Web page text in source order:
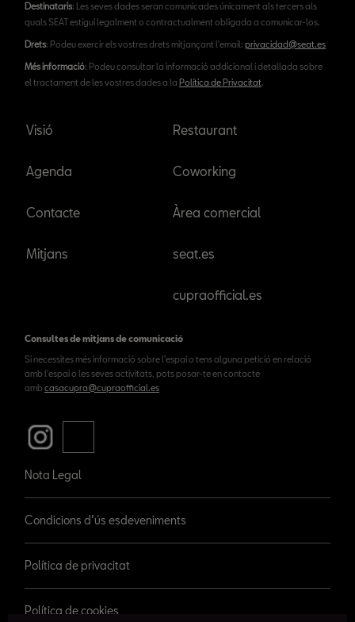
Destinataris: Les seves dades seran comunicades únicament als tercers als
quals SEAT estigui legalment o contractualment obligada a comunicar-los.
Drets: Podeu exercir els vostres drets mitjançant l'email: privacidad@seat.es
Més informació: Podeu consultar la informació addicional i detallada sobre
el tractament de les vostres dades a la Política de Privacitat.
Visió
Agenda
Contacte
Mitjans
Restaurant
Coworking
Àrea comercial
seat.es
cupraofficial.es
Consultes de mitjans de comunicació
Si necessites més informació sobre l'espai o tens alguna petició en relació
amb l'espai o les seves activitats, pots posar-te en contacte
amb casacupra@cupraofficial.es
Nota Legal
Condicions d’ús esdeveniments
Política de privacitat
Política de cookies